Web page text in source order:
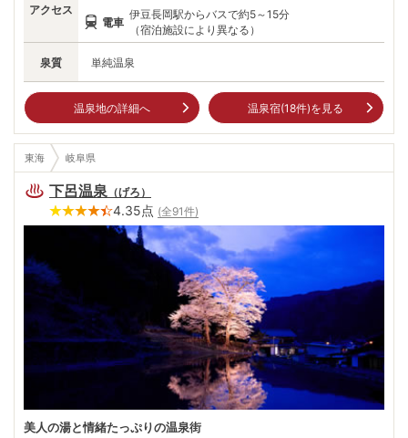
泉質 単純温泉
アクセス
電車
伊豆長岡駅からバスで約5～15分
（宿泊施設により異なる）
温泉地の詳細へ 温泉宿(18件)を見る
東海 岐阜県
下呂温泉 （げろ ）
4.35点 (全91件)
美人の湯と情緒たっぷりの温泉街